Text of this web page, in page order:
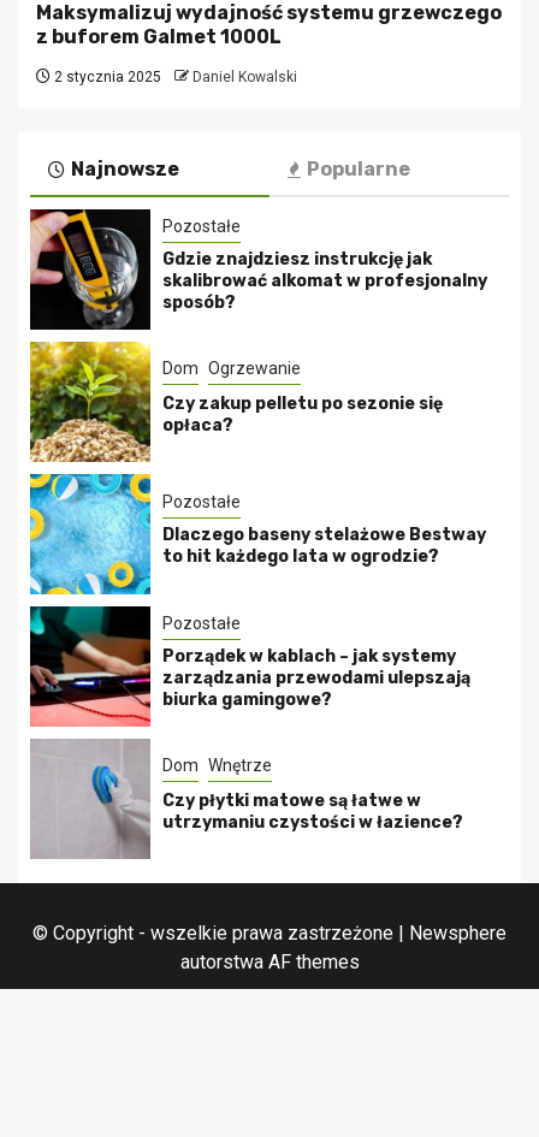
Maksymalizuj wydajność systemu grzewczego
z buforem Galmet 1000L
2 stycznia 2025 Daniel Kowalski
Najnowsze Popularne
Pozostałe
Gdzie znajdziesz instrukcję jak
skalibrować alkomat w profesjonalny
sposób?
Dom Ogrzewanie
Czy zakup pelletu po sezonie się
opłaca?
Pozostałe
Dlaczego baseny stelażowe Bestway
to hit każdego lata w ogrodzie?
Pozostałe
Porządek w kablach – jak systemy
zarządzania przewodami ulepszają
biurka gamingowe?
Dom Wnętrze
Czy płytki matowe są łatwe w
utrzymaniu czystości w łazience?
© Copyright - wszelkie prawa zastrzeżone | Newsphere
autorstwa AF themes